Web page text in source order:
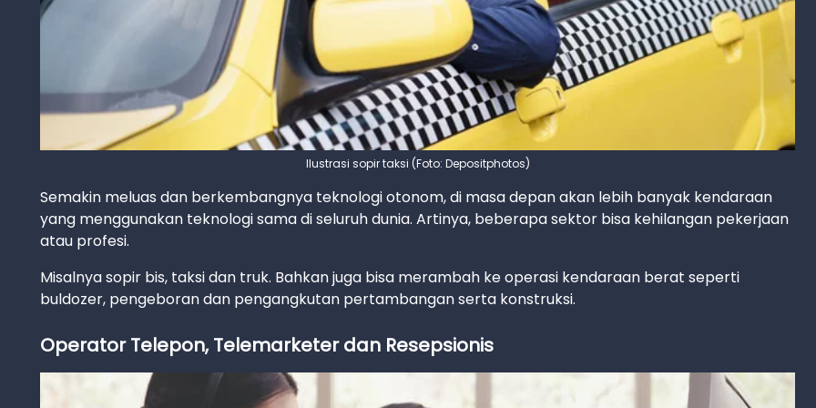
Ilustrasi sopir taksi (Foto: Depositphotos)
Semakin meluas dan berkembangnya teknologi otonom, di masa depan akan lebih banyak kendaraan
yang menggunakan teknologi sama di seluruh dunia. Artinya, beberapa sektor bisa kehilangan pekerjaan
atau profesi.
Misalnya sopir bis, taksi dan truk. Bahkan juga bisa merambah ke operasi kendaraan berat seperti
buldozer, pengeboran dan pengangkutan pertambangan serta konstruksi.
Operator Telepon, Telemarketer dan Resepsionis